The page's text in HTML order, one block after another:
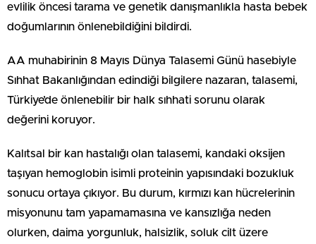
evlilik öncesi tarama ve genetik danışmanlıkla hasta bebek
doğumlarının önlenebildiğini bildirdi.
AA muhabirinin 8 Mayıs Dünya Talasemi Günü hasebiyle
Sıhhat Bakanlığından edindiği bilgilere nazaran, talasemi,
Türkiye’de önlenebilir bir halk sıhhati sorunu olarak
değerini koruyor.
Kalıtsal bir kan hastalığı olan talasemi, kandaki oksijen
taşıyan hemoglobin isimli proteinin yapısındaki bozukluk
sonucu ortaya çıkıyor. Bu durum, kırmızı kan hücrelerinin
misyonunu tam yapamamasına ve kansızlığa neden
olurken, daima yorgunluk, halsizlik, soluk cilt üzere